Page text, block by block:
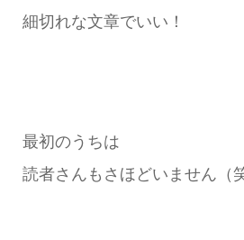
細切れな文章でいい！
最初のうちは
読者さんもさほどいません（笑